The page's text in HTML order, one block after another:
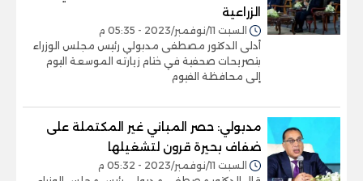
الزراعية
السبت 11/نوفمبر/2023 - 05:35 م
أدلى الدكتور مصطفى مدبولي رئيس مجلس الوزراء
بتصريحات صحفية في ختام زيارته الموسعة اليوم
إلى محافظة الفيوم
مدبولي: حصر المباني غير المكتملة على
ضفاف بحيرة قرون لتشغيلها
السبت 11/نوفمبر/2023 - 05:32 م